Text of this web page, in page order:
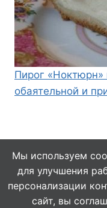
Пирог
обаятельной и
© 2026
Мы используем
для улучшения
персонализации
сайт, вы